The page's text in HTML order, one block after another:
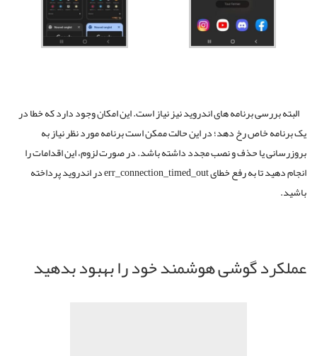
البته بررسی برنامه های اندروید نیز نیاز است. این امکان وجود دارد که خطا در
یک برنامه خاص رخ دهد؛ در این حالت ممکن است برنامه مورد نظر نیاز به
بروزرسانی یا حذف و نصب مجدد داشته باشد. در صورت لزوم، این اقدامات را
انجام دهید تا به رفع خطای err_connection_timed_out در اندروید پرداخته
باشید.
عملکرد گوشی هوشمند خود را بهبود بدهید